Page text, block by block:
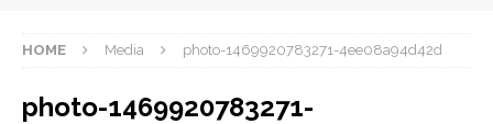
HOME Media photo-1469920783271-4ee08a94d42d
photo-1469920783271-